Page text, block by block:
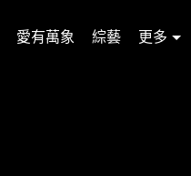
愛有萬象 綜藝 更多